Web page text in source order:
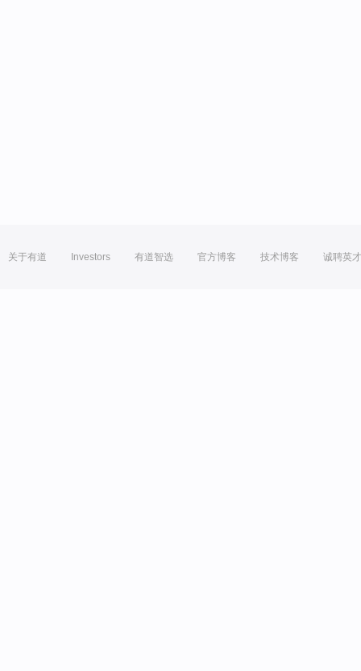
关于有道 Investors 有道智选 官方博客 技术博客 诚聘英才